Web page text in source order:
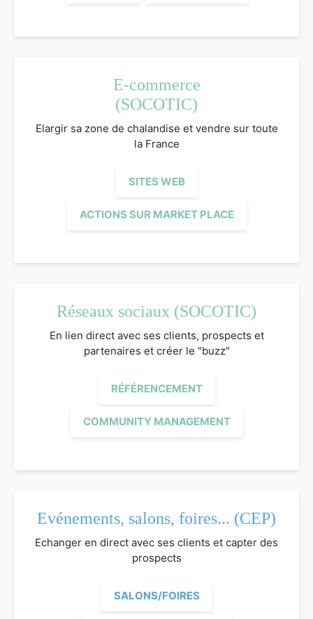
E-commerce
(SOCOTIC)
Elargir sa zone de chalandise et vendre sur toute
la France
SITES WEB
ACTIONS SUR MARKET PLACE
Réseaux sociaux (SOCOTIC)
En lien direct avec ses clients, prospects et
partenaires et créer le "buzz"
RÉFÉRENCEMENT
COMMUNITY MANAGEMENT
Evénements, salons, foires... (CEP)
Echanger en direct avec ses clients et capter des
prospects
SALONS/FOIRES